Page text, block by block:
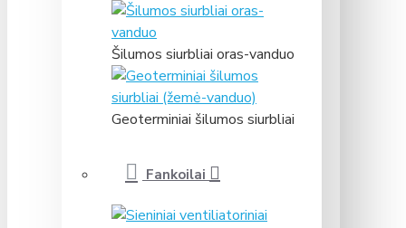
Šilumos siurbliai oras-vanduo
Geoterminiai šilumos siurbliai
Fankoilai